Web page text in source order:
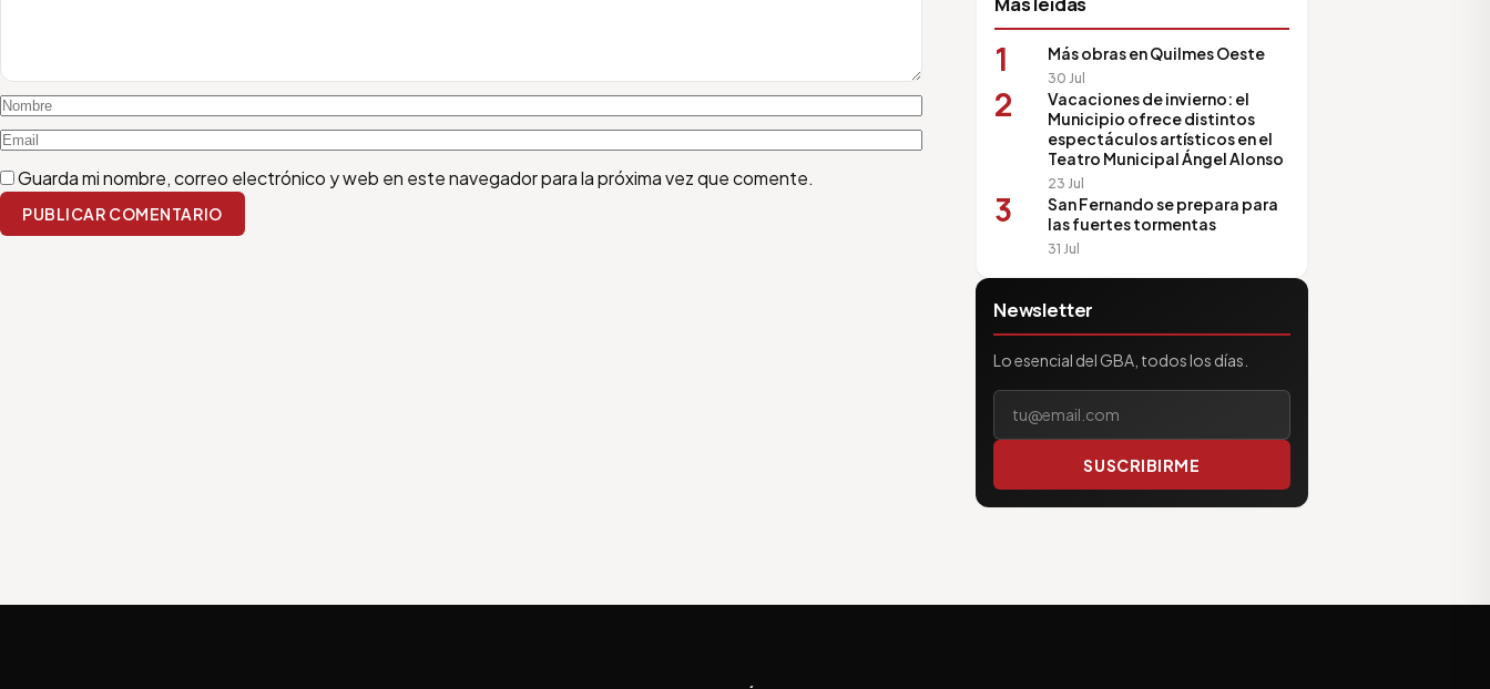
Guarda mi nombre, correo electrónico y web en este navegador para la próxima vez que comente.
PUBLICAR COMENTARIO
1 Más obras en Quilmes Oeste
30 Jul
2
Vacaciones de invierno: el
Municipio ofrece distintos
espectáculos artísticos en el
Teatro Municipal Ángel Alonso
23 Jul
3
San Fernando se prepara para
las fuertes tormentas
31 Jul
Newsletter
Lo esencial del GBA, todos los días.
Tu correo electrónico
SUSCRIBIRME